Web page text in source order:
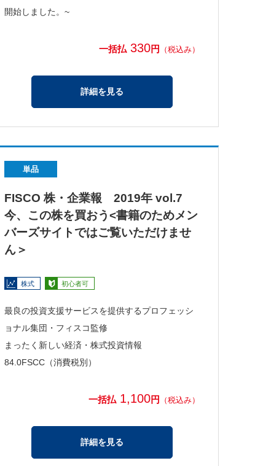
開始しました。~
一括払 330円 （税込み）
詳細を見る
単品
FISCO 株・企業報 2019年 vol.7
今、この株を買おう<書籍のためメン
バーズサイトではご覧いただけませ
ん＞
株式 初心者可
最良の投資支援サービスを提供するプロフェッシ
ョナル集団・フィスコ監修
まったく新しい経済・株式投資情報
84.0FSCC（消費税別）
一括払 1,100円 （税込み）
詳細を見る